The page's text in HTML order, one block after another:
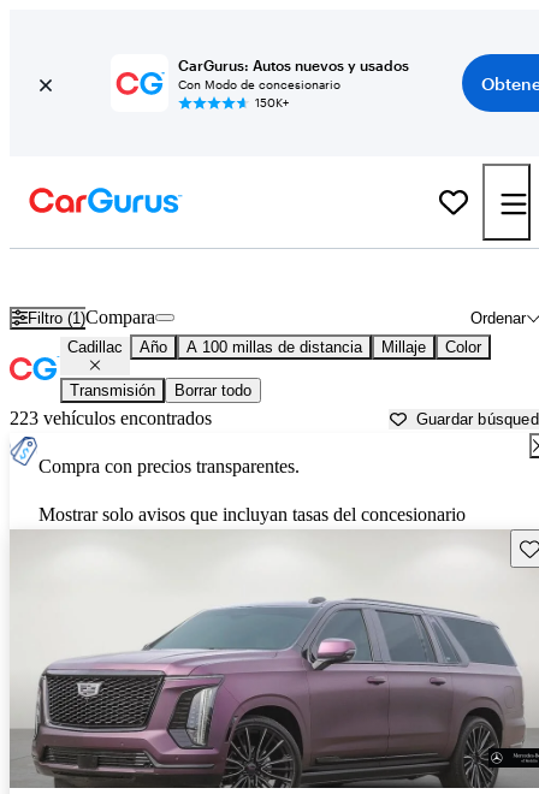
CarGurus: Autos nuevos y usados
Con Modo de concesionario
150K+
Filtro (1) Ordenar
Compara
Cadillac Año A 100 millas de distancia Millaje Color
Transmisión Borrar todo
223 vehículos encontrados Guardar
Compra con precios transparentes.
Mostrar solo avisos que incluyan tasas del concesionario